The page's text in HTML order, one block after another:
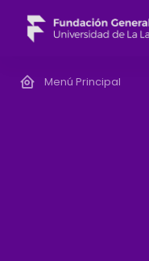
Menú Principal